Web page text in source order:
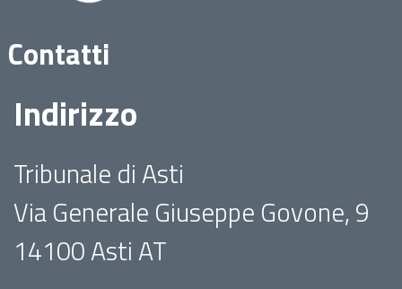
Contatti
Indirizzo
Tribunale di Asti
Via Generale Giuseppe Govone, 9
14100 Asti AT